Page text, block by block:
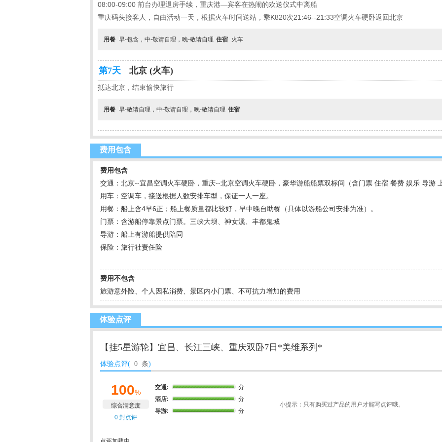
08:00-09:00 前台办理退房手续，重庆港—宾客在热闹的欢送仪式中离船
重庆码头接客人，自由活动一天，根据火车时间送站，乘K820次21:46--21:33空调火车硬卧返回北京
用餐 早-包含，中-敬请自理，晚-敬请自理 住宿 火车
第7天 北京 (火车)
抵达北京，结束愉快旅行
用餐 早-敬请自理，中-敬请自理，晚-敬请自理 住宿
费用包含
费用包含
交通：北京--宜昌空调火车硬卧，重庆--北京空调火车硬卧，豪华游船船票双标间（含门票 住宿 餐费 娱乐 导游
用车：空调车，接送根据人数安排车型，保证一人一座。
用餐：船上含4早6正；船上餐质量都比较好，早中晚自助餐（具体以游船公司安排为准）。
门票：含游船停靠景点门票。三峡大坝、神女溪、丰都鬼城
导游：船上有游船提供陪同
保险：旅行社责任险
费用不包含
旅游意外险、个人因私消费、景区内小门票、不可抗力增加的费用
体验点评
【挂5星游轮】宜昌、长江三峡、重庆双卧7日*美维系列*
体验点评( 0 条)
100%
综合满意度
0 封点评
交通:
分
酒店:
分
导游:
分
小提示：只有购买过产品的用户才能写点评哦。